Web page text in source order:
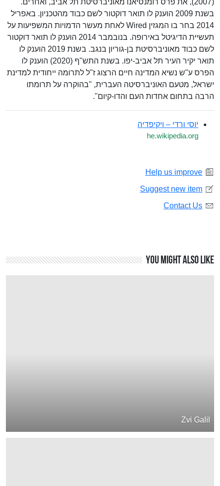
(2007), את פרס רומנסיאנו מאוניברסיטת תל אביב, ואחרים.
בשנת 2009 הוענק לו תואר דוקטור לשם כבוד מהטכניון. באפריל
2014 בחר בו המגזין Wired לאחת מעשר הדמויות המשפיעות על
תעשיית הדיגיטל באירופה. בנובמבר 2014 הוענק לו תואר דוקטור
לשם כבוד מאוניברסיטת בן-גוריון בנגב. בשנת 2019 הוענק לו
תואר יקיר העיר תל אביב-יפו. בשנת התש"ף (2020) הוענק לו
הפרס ע"ש נשיא המדינה חיים הרצוג ז"ל לתרומה ייחודית למדינת
ישראל, מטעם האוניברסיטה העברית, "בהוקרה על תרומתו
הרבה בתחום אחדות העם והדו-קיום".
יוסי ורדי – ויקיפדיה
he.wikipedia.org
Help us improve
Suggest new item
Contact Us
You might also like
Zvi Galil